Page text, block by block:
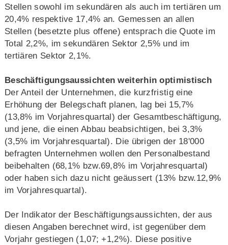
Stellen sowohl im sekundären als auch im tertiären um
20,4% respektive 17,4% an. Gemessen an allen
Stellen (besetzte plus offene) entsprach die Quote im
Total 2,2%, im sekundären Sektor 2,5% und im
tertiären Sektor 2,1%.
Beschäftigungsaussichten weiterhin optimistisch
Der Anteil der Unternehmen, die kurzfristig eine
Erhöhung der Belegschaft planen, lag bei 15,7%
(13,8% im Vorjahresquartal) der Gesamtbeschäftigung,
und jene, die einen Abbau beabsichtigen, bei 3,3%
(3,5% im Vorjahresquartal). Die übrigen der 18'000
befragten Unternehmen wollen den Personalbestand
beibehalten (68,1% bzw.69,8% im Vorjahresquartal)
oder haben sich dazu nicht geäussert (13% bzw.12,9%
im Vorjahresquartal).
Der Indikator der Beschäftigungsaussichten, der aus
diesen Angaben berechnet wird, ist gegenüber dem
Vorjahr gestiegen (1,07; +1,2%). Diese positive